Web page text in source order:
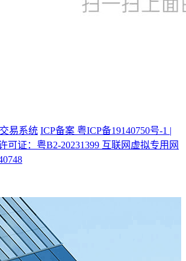
易系统 ICP备案 粤ICP备19140750号-1 |
可证：粤B2-20231399 互联网虚拟专用网